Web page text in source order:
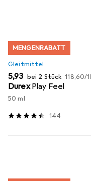
MENGENRABATT
Gleitmittel
EUR
5,93 bei 2 Stück EUR
118,60/1l
Durex Play Feel
50 ml
144